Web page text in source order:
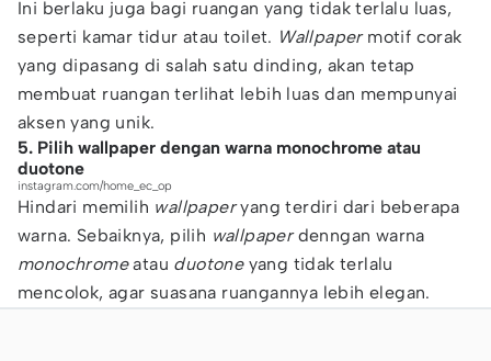
Ini berlaku juga bagi ruangan yang tidak terlalu luas,
seperti kamar tidur atau toilet. Wallpapermotif corak
yang dipasang di salah satu dinding, akan tetap
membuat ruangan terlihat lebih luas dan mempunyai
aksen yang unik.
5. Pilih wallpaper dengan warna monochrome atau
duotone
instagram.com/home_ec_op
Hindari memilih wallpaperyang terdiri dari beberapa
warna. Sebaiknya, pilih wallpaperdenngan warna
monochromeatau duotoneyang tidak terlalu
mencolok, agar suasana ruangannya lebih elegan.